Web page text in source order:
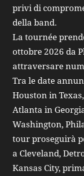
privi di
della band.
La tournée
ottobre 2026 da
attraversare
Tra le date
Houston in
Atlanta in
Washington,
tour proseguirà
a Cleveland,
Kansas City,